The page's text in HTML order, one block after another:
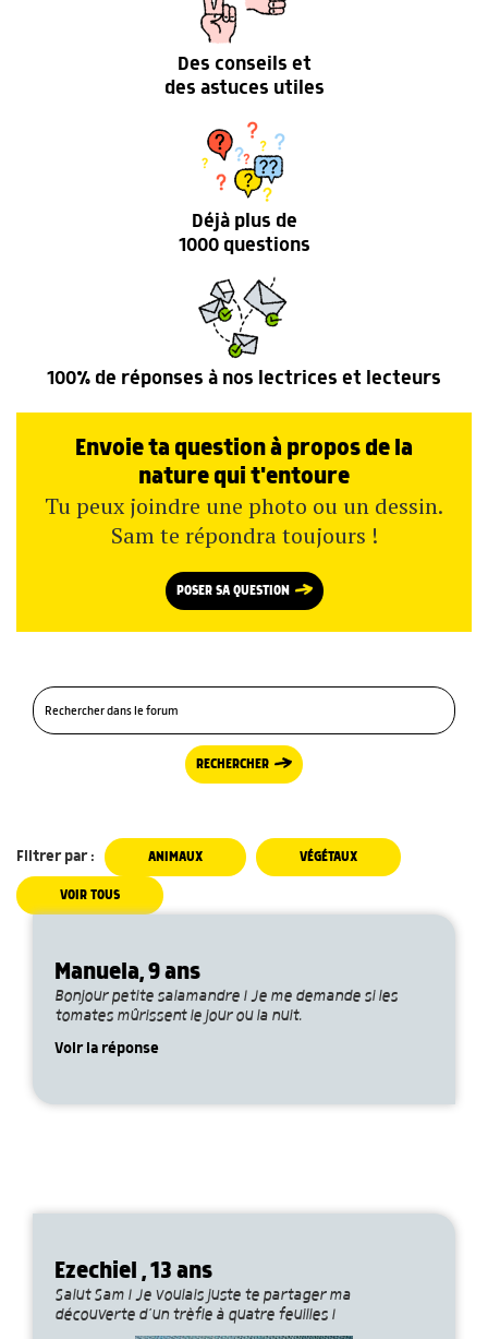
Des conseils et
des astuces utiles
Déjà plus de
1000 questions
100% de réponses à nos lectrices et lecteurs
Envoie ta question à propos de la
nature qui t'entoure
Tu peux joindre une photo ou un dessin.
Sam te répondra toujours !
POSER SA QUESTION
RECHERCHER
Filtrer par : ANIMAUX VÉGÉTAUX
VOIR TOUS
Manuela, 9 ans
Bonjour petite salamandre ! Je me demande si les
tomates mûrissent le jour ou la nuit.
Voir la réponse
Ezechiel , 13 ans
Salut Sam ! Je voulais juste te partager ma
découverte d’un trèfle à quatre feuilles !